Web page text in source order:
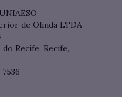
de Olinda LTDA
do Recife, Recife,